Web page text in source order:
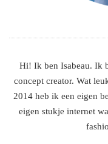
Hi! Ik ben Isabeau. Ik
concept creator. Wat
2014 heb ik een eigen
eigen stukje internet